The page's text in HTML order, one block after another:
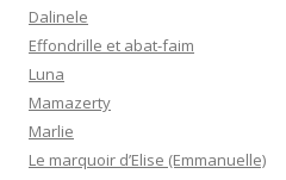
Dalinele
Effondrille et abat-faim
Luna
Mamazerty
Marlie
Le marquoir d’Elise (Emmanuelle)